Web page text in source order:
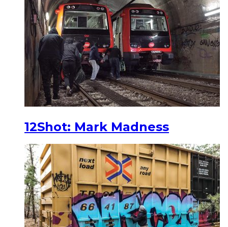
12Shot: Mark Madness